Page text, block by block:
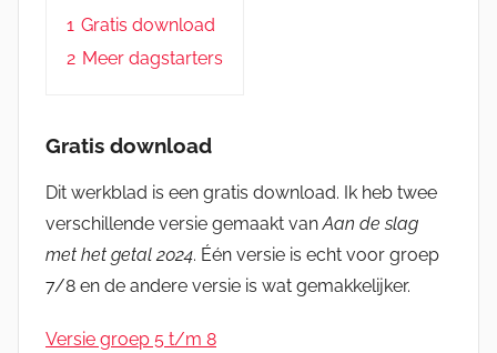
1 Gratis download
2 Meer dagstarters
Gratis download
Dit werkblad is een gratis download. Ik heb twee
verschillende versie gemaakt vanAan de slag
met het getal 2024. Één versie is echt voor groep
7/8 en de andere versie is wat gemakkelijker.
Versie groep 5 t/m 8